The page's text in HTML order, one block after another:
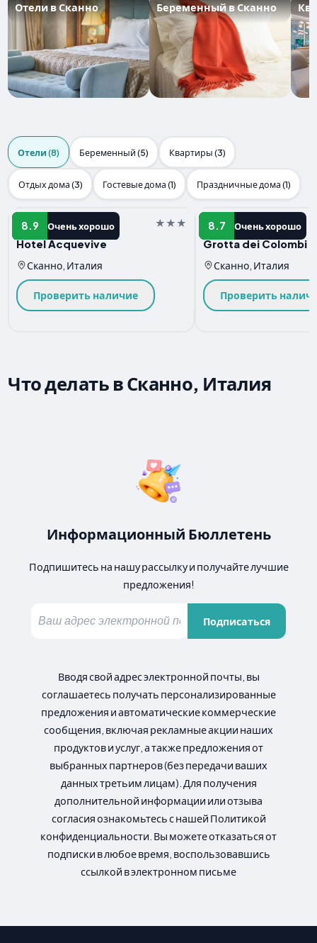
Отели в Сканно Беременный в Сканно
Отели (8) Беременный (5) Квартиры (3)
Отдых дома (3) Гостевые дома (1) Праздничные дома (1)
8.9 Очень хорошо
Отель
Hotel Acquevive
Сканно, Италия
Проверить наличие
8.7 Очень хорошо
Отель
Grotta dei Colombi
Сканно, Италия
Проверить
Что делать в Сканно, Италия
Информационный Бюллетень
Подпишитесь на нашу рассылку и получайте лучшие
предложения!
Подписаться
Вводя свой адрес электронной почты, вы
соглашаетесь получать персонализированные
предложения и автоматические коммерческие
сообщения, включая рекламные акции наших
продуктов и услуг, а также предложения от
выбранных партнеров (без передачи ваших
данных третьим лицам). Для получения
дополнительной информации или отзыва
согласия ознакомьтесь с нашей Политикой
конфиденциальности. Вы можете отказаться от
подписки в любое время, воспользовавшись
ссылкой в электронном письме